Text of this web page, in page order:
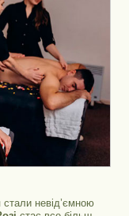
невід’ємною